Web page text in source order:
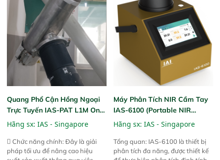
InGaAs độ nhạy cao, cung cấp
phản hồi phổ tuyến tính đầy đủ,
đảm bảo độ chính xác và khả
năng lặp lại tối ưu.
Quang Phổ Cận Hồng Ngoại
Trực Tuyến IAS-PAT L1M On-
Line NIR
Hãng sx: IAS - Singapore
 Chức năng chính: Đây là giải
pháp tối ưu để nâng cao hiệu
Máy Phân Tích NIR Cầm Tay
IAS-6100 (Portable NIR
Analyzer)
Hãng sx: IAS - Singapore
Tổng quan: IAS-6100 là thiết bị
phân tích đa năng, được thiết kế